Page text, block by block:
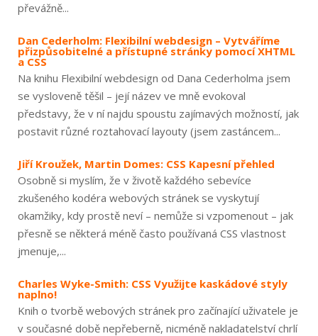
převážně...
Dan Cederholm: Flexibilní webdesign – Vytváříme
přizpůsobitelné a přístupné stránky pomocí XHTML
a CSS
Na knihu Flexibilní webdesign od Dana Cederholma jsem
se vysloveně těšil – její název ve mně evokoval
představy, že v ní najdu spoustu zajímavých možností, jak
postavit různé roztahovací layouty (jsem zastáncem...
Jiří Kroužek, Martin Domes: CSS Kapesní přehled
Osobně si myslím, že v životě každého sebevíce
zkušeného kodéra webových stránek se vyskytují
okamžiky, kdy prostě neví – nemůže si vzpomenout – jak
přesně se některá méně často používaná CSS vlastnost
jmenuje,...
Charles Wyke-Smith: CSS Využijte kaskádové styly
naplno!
Knih o tvorbě webových stránek pro začínající uživatele je
v současné době nepřeberně, nicméně nakladatelství chrlí